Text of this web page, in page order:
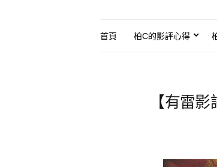
首頁 柏C的影評心得
【有雷